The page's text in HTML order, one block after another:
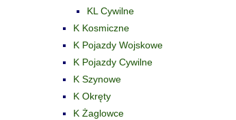
KL Cywilne
K Kosmiczne
K Pojazdy Wojskowe
K Pojazdy Cywilne
K Szynowe
K Okręty
K Żaglowce